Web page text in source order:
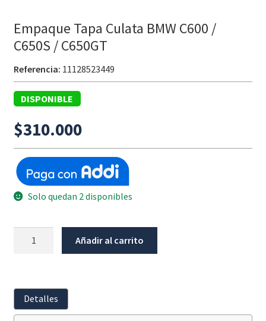
Empaque Tapa Culata BMW C600 /
C650S / C650GT
Referencia: 11128523449
DISPONIBLE
$310.000
Solo quedan 2 disponibles
C600
/
Añadir al carrito
Detalles